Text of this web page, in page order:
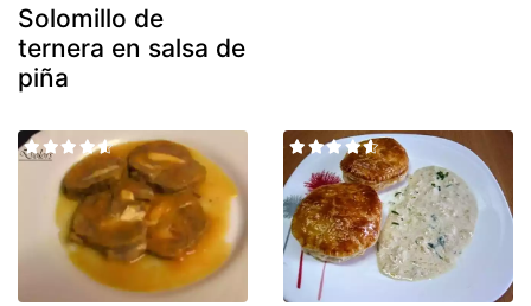
Solomillo de
ternera en salsa de
piña